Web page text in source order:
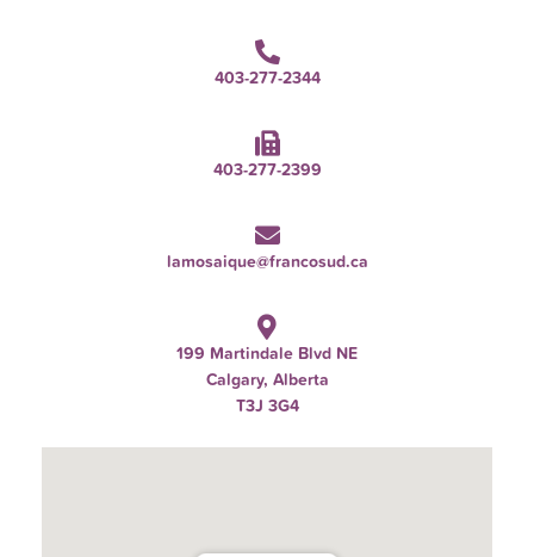
403-277-2344
403-277-2399
lamosaique@francosud.ca
199 Martindale Blvd NE
Calgary, Alberta
T3J 3G4